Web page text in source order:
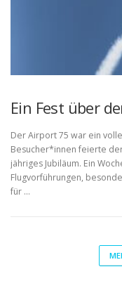
Ein Fest über
Der Airport 75 war ein
Besucher*innen feierte
jähriges Jubiläum. Ein
Flugvorführungen,
für …